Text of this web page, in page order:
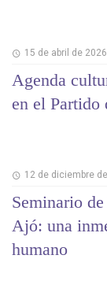
15 de abril de 2026
Agenda
en el Partido
12 de diciembre
Seminario
Ajó: una
humano